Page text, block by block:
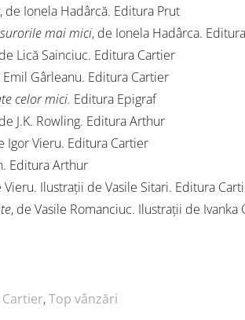
, de Ionela Hadârcă. Editura Prut
mai mici, de Ionela Hadârca.
Lică Sainciuc. Editura Cartier
Emil Gârleanu. Editura Cartier
celor mici. Editura Epigraf
de J.K. Rowling. Editura Arthur
Igor Vieru. Editura Cartier
Editura Arthur
Vieru. Ilustrații de Vasile Sitari. Editura
, de Vasile Romanciuc. Ilustrații de Ivanka
,Top vânzări